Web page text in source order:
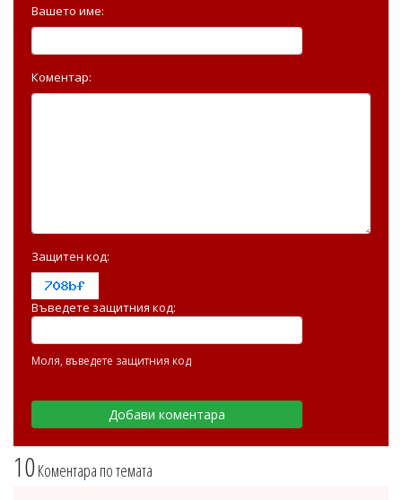
10Коментара по темата
Вашето име:
Коментар:
Защитен код:
Въведете защитния код:
Моля, въведете защитния код